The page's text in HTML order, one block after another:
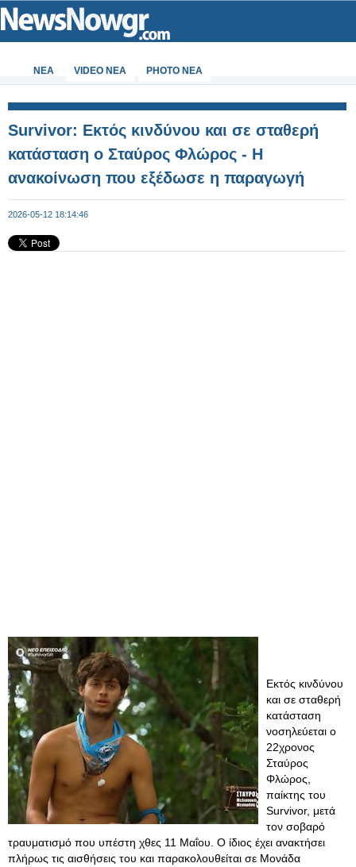
ΝΕΑ VIDEO NEA PHOTO NEA
Survivor: Εκτός κινδύνου και σε σταθερή
κατάσταση ο Σταύρος Φλώρος - Η
ανακοίνωση που εξέδωσε η παραγωγή
2026-05-12 18:14:46
Εκτός κινδύνου
και σε σταθερή
κατάσταση
νοσηλεύεται ο
22χρονος
Σταύρος
Φλώρος,
παίκτης του
Survivor, μετά
τον σοβαρό
τραυματισμό που υπέστη χθες 11 Μαΐου. Ο ίδιος έχει ανακτήσει
πλήρως τις αισθήσεις του και παρακολουθείται σε Μονάδα